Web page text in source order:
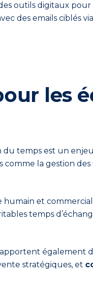
outils digitaux
des emails ciblés via
les
du temps est un
la gestion des
et
temps
également
stratégiques, et